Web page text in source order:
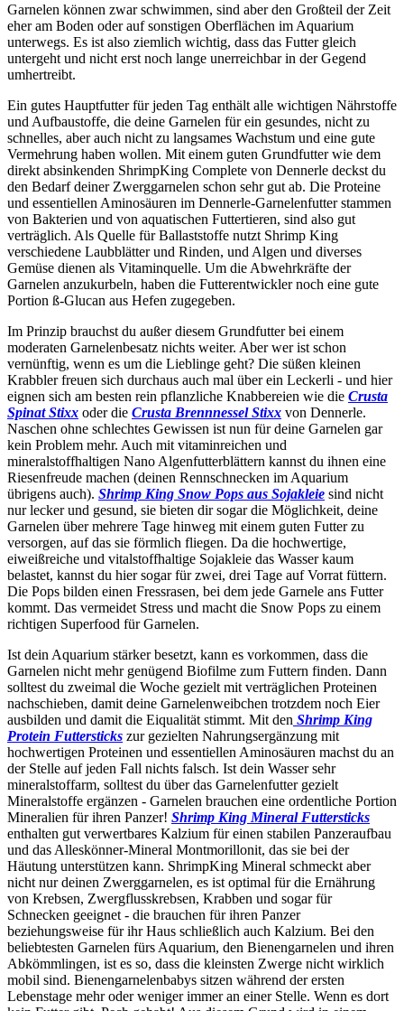
Garnelen können zwar schwimmen, sind aber den Großteil der Zeit
eher am Boden oder auf sonstigen Oberflächen im Aquarium
unterwegs. Es ist also ziemlich wichtig, dass das Futter gleich
untergeht und nicht erst noch lange unerreichbar in der Gegend
umhertreibt.
Ein gutes Hauptfutter für jeden Tag enthält alle wichtigen Nährstoffe
und Aufbaustoffe, die deine Garnelen für ein gesundes, nicht zu
schnelles, aber auch nicht zu langsames Wachstum und eine gute
Vermehrung haben wollen. Mit einem guten Grundfutter wie dem
direkt absinkenden ShrimpKing Complete von Dennerle deckst du
den Bedarf deiner Zwerggarnelen schon sehr gut ab. Die Proteine
und essentiellen Aminosäuren im Dennerle-Garnelenfutter stammen
von Bakterien und von aquatischen Futtertieren, sind also gut
verträglich. Als Quelle für Ballaststoffe nutzt Shrimp King
verschiedene Laubblätter und Rinden, und Algen und diverses
Gemüse dienen als Vitaminquelle. Um die Abwehrkräfte der
Garnelen anzukurbeln, haben die Futterentwickler noch eine gute
Portion ß-Glucan aus Hefen zugegeben.
Im Prinzip brauchst du außer diesem Grundfutter bei einem
moderaten Garnelenbesatz nichts weiter. Aber wer ist schon
vernünftig, wenn es um die Lieblinge geht? Die süßen kleinen
Krabbler freuen sich durchaus auch mal über ein Leckerli - und hier
eignen sich am besten rein pflanzliche Knabbereien wie die Crusta
Spinat Stixx oder die Crusta Brennnessel Stixx von Dennerle.
Naschen ohne schlechtes Gewissen ist nun für deine Garnelen gar
kein Problem mehr. Auch mit vitaminreichen und
mineralstoffhaltigen Nano Algenfutterblättern kannst du ihnen eine
Riesenfreude machen (deinen Rennschnecken im Aquarium
übrigens auch). Shrimp King Snow Pops aus Sojakleie sind nicht
nur lecker und gesund, sie bieten dir sogar die Möglichkeit, deine
Garnelen über mehrere Tage hinweg mit einem guten Futter zu
versorgen, auf das sie förmlich fliegen. Da die hochwertige,
eiweißreiche und vitalstoffhaltige Sojakleie das Wasser kaum
belastet, kannst du hier sogar für zwei, drei Tage auf Vorrat füttern.
Die Pops bilden einen Fressrasen, bei dem jede Garnele ans Futter
kommt. Das vermeidet Stress und macht die Snow Pops zu einem
richtigen Superfood für Garnelen.
Ist dein Aquarium stärker besetzt, kann es vorkommen, dass die
Garnelen nicht mehr genügend Biofilme zum Futtern finden. Dann
solltest du zweimal die Woche gezielt mit verträglichen Proteinen
nachschieben, damit deine Garnelenweibchen trotzdem noch Eier
ausbilden und damit die Eiqualität stimmt. Mit den Shrimp King
Protein Futtersticks zur gezielten Nahrungsergänzung mit
hochwertigen Proteinen und essentiellen Aminosäuren machst du an
der Stelle auf jeden Fall nichts falsch. Ist dein Wasser sehr
mineralstoffarm, solltest du über das Garnelenfutter gezielt
Mineralstoffe ergänzen - Garnelen brauchen eine ordentliche Portion
Mineralien für ihren Panzer! Shrimp King Mineral Futtersticks
enthalten gut verwertbares Kalzium für einen stabilen Panzeraufbau
und das Alleskönner-Mineral Montmorillonit, das sie bei der
Häutung unterstützen kann. ShrimpKing Mineral schmeckt aber
nicht nur deinen Zwerggarnelen, es ist optimal für die Ernährung
von Krebsen, Zwergflusskrebsen, Krabben und sogar für
Schnecken geeignet - die brauchen für ihren Panzer
beziehungsweise für ihr Haus schließlich auch Kalzium. Bei den
beliebtesten Garnelen fürs Aquarium, den Bienengarnelen und ihren
Abkömmlingen, ist es so, dass die kleinsten Zwerge nicht wirklich
mobil sind. Bienengarnelenbabys sitzen während der ersten
Lebenstage mehr oder weniger immer an einer Stelle. Wenn es dort